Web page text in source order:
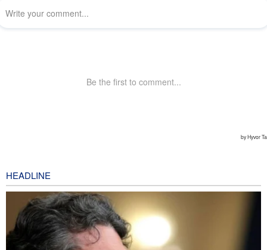
HEADLINE